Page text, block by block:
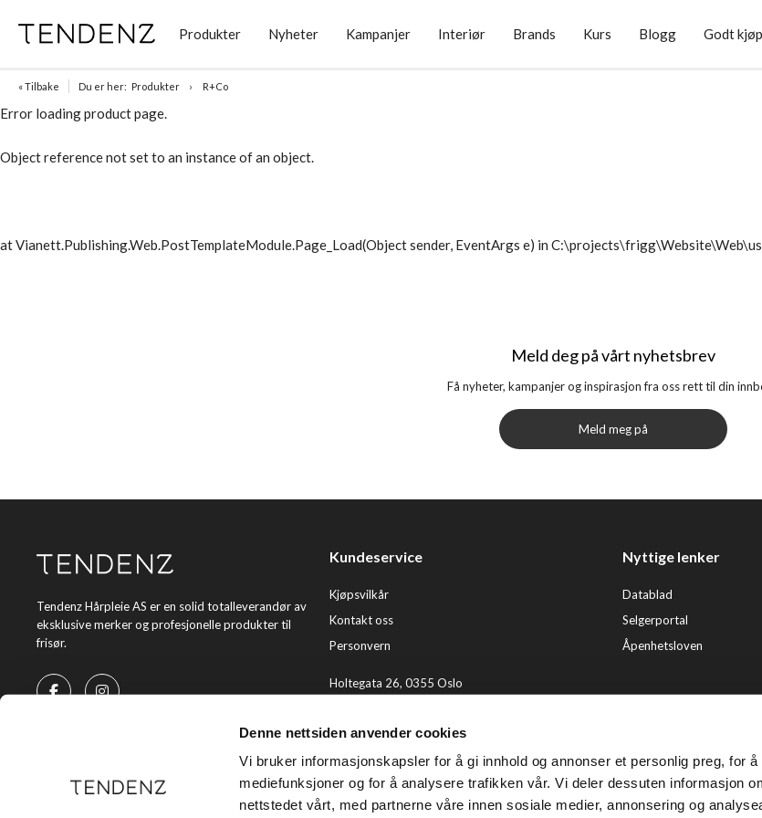
Denne nettsiden anvender cookies
Vi bruker informasjonskapsler for å gi innhold og annonser et personlig preg, for
mediefunksjoner og for å analysere trafikken vår. Vi deler dessuten informasjon
nettstedet vårt, med partnerne våre innen sosiale medier, annonsering og
Produkter Nyheter Kampanjer Interiør Brands Kurs Blogg Godt kjøp
« Tilbake Du er her: Produkter R+Co
Error loading product page.
Object reference not set to an instance of an object.
at Vianett.Publishing.Web.PostTemplateModule.Page_Load(Object sender, EventArgs e) in
Meld deg på vårt nyhetsbrev
Få nyheter, kampanjer og inspirasjon fra oss rett til din
Meld meg på
Tendenz Hårpleie AS er en solid totalleverandør av
eksklusive merker og profesjonelle produkter til
frisør.
Kundeservice
Kjøpsvilkår
Kontakt oss
Personvern
Holtegata 26, 0355 Oslo
E-post:kundeservice@tendenz.net
Nyttige lenker
Datablad
Selgerportal
Åpenhetsloven